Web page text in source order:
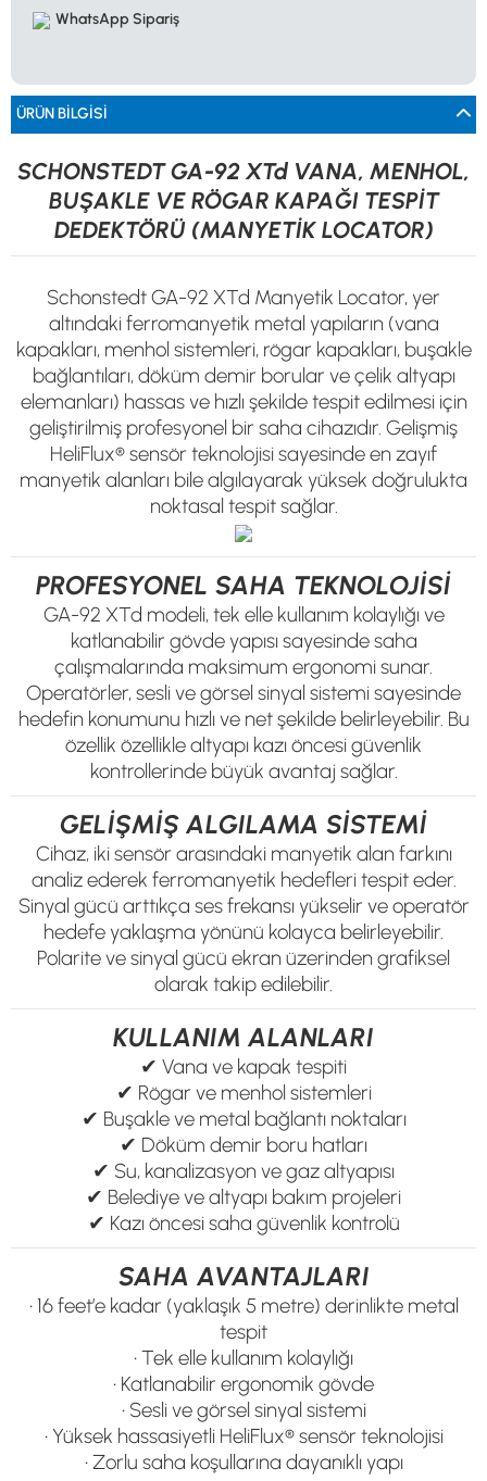
0533 061 73 68
Türkiye distribitörü olan Tevafuk Elektronik LTD. ŞTİ. resmi satış kanalıdır.
WhatsApp Sipariş
ÜRÜN BILGISI
SCHONSTEDT GA-92 XTd VANA, MENHOL,
BUŞAKLE VE RÖGAR KAPAĞI TESPİT
DEDEKTÖRÜ (MANYETİK LOCATOR)
Schonstedt GA-92 XTd Manyetik Locator, yer
altındaki ferromanyetik metal yapıların (vana
kapakları, menhol sistemleri, rögar kapakları, buşakle
bağlantıları, döküm demir borular ve çelik altyapı
elemanları) hassas ve hızlı şekilde tespit edilmesi için
geliştirilmiş profesyonel bir saha cihazıdır. Gelişmiş
HeliFlux® sensör teknolojisi sayesinde en zayıf
manyetik alanları bile algılayarak yüksek doğrulukta
noktasal tespit sağlar.
PROFESYONEL SAHA TEKNOLOJİSİ
GA-92 XTd modeli, tek elle kullanım kolaylığı ve
katlanabilir gövde yapısı sayesinde saha
çalışmalarında maksimum ergonomi sunar.
Operatörler, sesli ve görsel sinyal sistemi sayesinde
hedefin konumunu hızlı ve net şekilde belirleyebilir. Bu
özellik özellikle altyapı kazı öncesi güvenlik
kontrollerinde büyük avantaj sağlar.
GELİŞMİŞ ALGILAMA SİSTEMİ
Cihaz, iki sensör arasındaki manyetik alan farkını
analiz ederek ferromanyetik hedefleri tespit eder.
Sinyal gücü arttıkça ses frekansı yükselir ve operatör
hedefe yaklaşma yönünü kolayca belirleyebilir.
Polarite ve sinyal gücü ekran üzerinden grafiksel
olarak takip edilebilir.
KULLANIM ALANLARI
✔ Vana ve kapak tespiti
✔ Rögar ve menhol sistemleri
✔ Buşakle ve metal bağlantı noktaları
✔ Döküm demir boru hatları
✔ Su, kanalizasyon ve gaz altyapısı
✔ Belediye ve altyapı bakım projeleri
✔ Kazı öncesi saha güvenlik kontrolü
SAHA AVANTAJLARI
• 16 feet’e kadar (yaklaşık 5 metre) derinlikte metal
tespit
• Tek elle kullanım kolaylığı
• Katlanabilir ergonomik gövde
• Sesli ve görsel sinyal sistemi
• Yüksek hassasiyetli HeliFlux® sensör teknolojisi
• Zorlu saha koşullarına dayanıklı yapı